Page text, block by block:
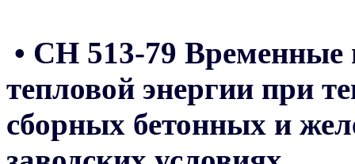
• СН 513-79 Временные
тепловой энергии при
сборных бетонных и